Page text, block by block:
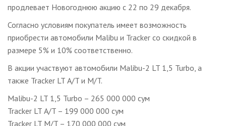
продлевает Новогоднюю акцию с 22 по 29 декабря.
Согласно условиям покупатель имеет возможность
приобрести автомобили Malibu и Tracker со скидкой в
размере 5% и 10% соответственно.
В акции участвуют автомобили Malibu-2 LT 1,5 Turbo, а
также Tracker LT А/T и M/T.
Malibu-2 LT 1,5 Turbo – 265 000 000 сум
Tracker LT А/T – 199 000 000 сум
Tracker LT M/T – 170 000 000 сум